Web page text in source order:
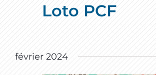
Loto PCF
février 2024